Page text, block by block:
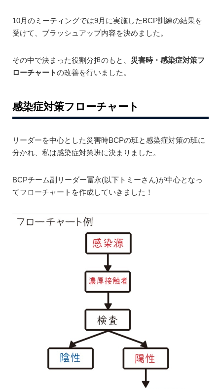
10月のミーティングでは9月に実施したBCP訓練の結果を
受けて、ブラッシュアップ内容を決めました。
その中で決まった役割分担のもと、 災害時・感染症対策フ
ローチャートの改善を行いました。
感染症対策フローチャート
リーダーを中心とした災害時BCPの班と感染症対策の班に
分かれ、私は感染症対策班に決まりました。
BCPチーム副リーダー冨永(以下トミーさん)が中心となっ
てフローチャートを作成していきました！